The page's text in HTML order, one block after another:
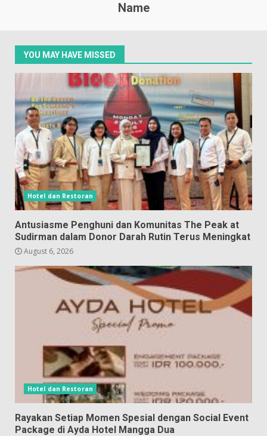
Name
YOU MAY HAVE MISSED
Hotel dan Restoran
Antusiasme Penghuni dan Komunitas The Peak at
Sudirman dalam Donor Darah Rutin Terus Meningkat
August 6, 2026
Hotel dan Restoran
Rayakan Setiap Momen Spesial dengan Social Event
Package di Ayda Hotel Mangga Dua